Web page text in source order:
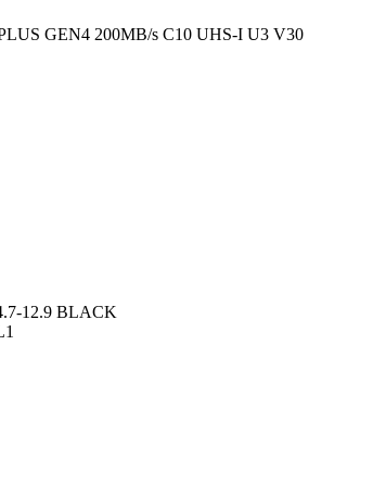
GEN4 200MB/s C10 UHS-I U3 V30
12.9 BLACK